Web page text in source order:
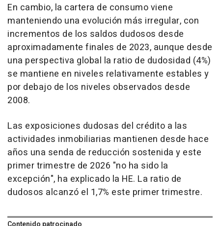
En cambio, la cartera de consumo viene
manteniendo una evolución más irregular, con
incrementos de los saldos dudosos desde
aproximadamente finales de 2023, aunque desde
una perspectiva global la ratio de dudosidad (4%)
se mantiene en niveles relativamente estables y
por debajo de los niveles observados desde
2008.
Las exposiciones dudosas del crédito a las
actividades inmobiliarias mantienen desde hace
años una senda de reducción sostenida y este
primer trimestre de 2026 "no ha sido la
excepción", ha explicado la HE. La ratio de
dudosos alcanzó el 1,7% este primer trimestre.